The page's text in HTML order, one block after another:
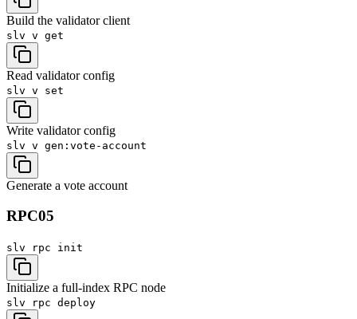
Build the validator client
slv v get
Read validator config
slv v set
Write validator config
slv v gen:vote-account
Generate a vote account
RPC05
slv rpc init
Initialize a full-index RPC node
slv rpc deploy